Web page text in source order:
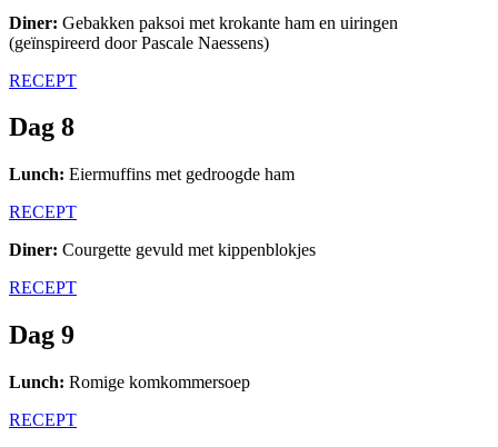
Diner: Gebakken paksoi met krokante ham en uiringen
(geïnspireerd door Pascale Naessens)
RECEPT
Dag 8
Lunch: Eiermuffins met gedroogde ham
RECEPT
Diner: Courgette gevuld met kippenblokjes
RECEPT
Dag 9
Lunch: Romige komkommersoep
RECEPT